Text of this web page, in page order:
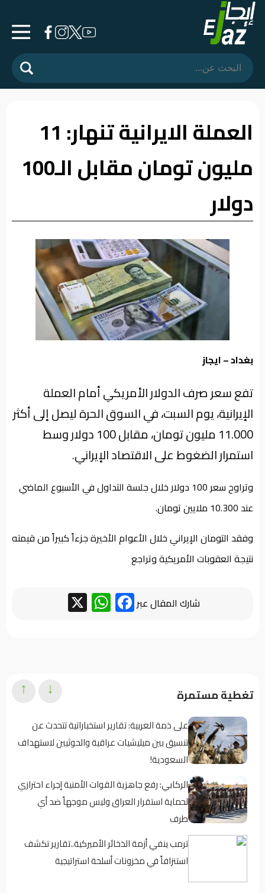
الرئيسية
المشهد
فرشة
الأسواق
وموقف
الفيديوهات
العملة الايرانية تنهار: 11
مليون تومان مقابل الـ100
دولار
بغداد – ايجاز
تفع سعر صرف الدولار الأمريكي أمام العملة
الإيرانية، يوم السبت، في السوق الحرة ليصل إلى أكثر
11.000 مليون تومان، مقابل 100 دولار وسط
استمرار الضغوط على الاقتصاد الإيراني.
وتراوح سعر 100 دولار خلال جلسة التداول في الأسبوع الماضي
عند 10.300 ملايين تومان.
وفقد التومان الإيراني خلال الأعوام الأخيرة جزءاً كبيراً من قيمته
نتيجة العقوبات الأمريكية وتراجع
شارك المقال عبر Facebook
WhatsApp
تغطية مستمرة
على ذمة العربية: تقارير استخباراتية تتحدث عن
تنسيق بين ميليشيات عراقية والحوثيين لاستهداف
السعودية!
الركابي: رفع جاهزية القوات الأمنية إجراء احترازي
لحماية استقرار العراق وليس موجهاً ضد أي
طرف
ترمب ينفي أزمة الذخائر الأميركية..تقارير تكشف
استنزافاً في مخزونات أسلحة استراتيجية
↓
↑